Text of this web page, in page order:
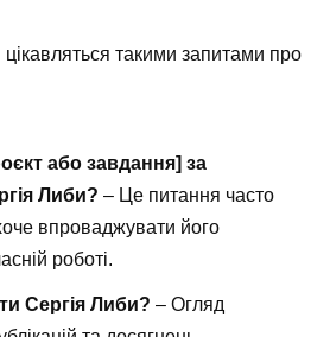
цікавляться такими запитами про
або завдання] за
Либи? – Це питання часто
впроваджувати його
роботі.
Сергія Либи? – Огляд